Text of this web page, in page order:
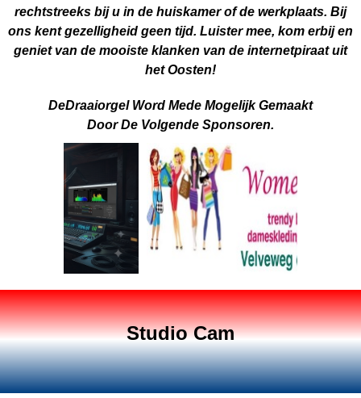
rechtstreeks bij u in de huiskamer of de werkplaats. Bij
ons kent gezelligheid geen tijd. Luister mee, kom erbij en
geniet van de mooiste klanken van de internetpiraat uit
het Oosten!
DeDraaiorgel Word Mede Mogelijk Gemaakt
Door De Volgende Sponsoren.
Studio Cam